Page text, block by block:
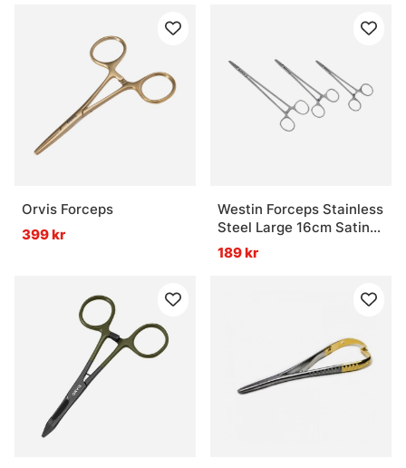
Orvis Forceps
399 kr
Westin Forceps Stainless
Steel Large 16cm Satin
Finish
189 kr